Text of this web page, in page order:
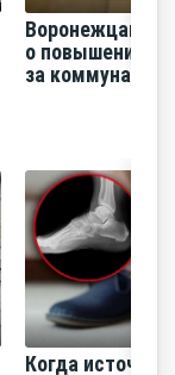
Воронежцам
о повышении
за
Когда